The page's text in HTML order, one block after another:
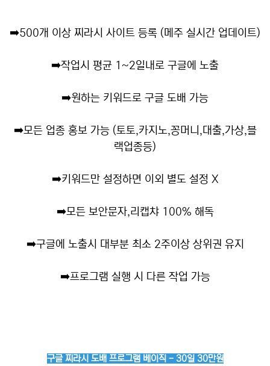
➡️500개 이상 찌라시 사이트 등록 (메주 실시간 업데이트)
➡️작업시 평균 1~2일내로 구글에 노출
➡️원하는 키워드로 구글 도배 가능
➡️모든 업종 홍보 가능 (토토,카지노,꽁머니,대출,가상,블
랙업종등)
➡️키워드만 설정하면 이외 별도 설정 X
➡️모든 보안문자,리캡챠 100% 해독
➡️구글에 노출시 대부분 최소 2주이상 상위권 유지
➡️프로그램 실행 시 다른 작업 가능
구글 찌라시 도배 프로그램 베이직 - 30일 30만원